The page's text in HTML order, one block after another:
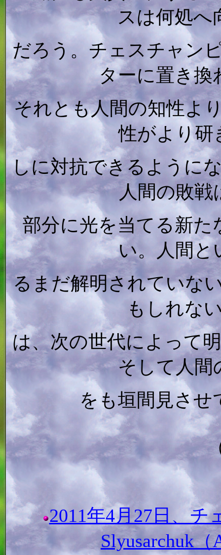
スは何処へ
だろう。チェスチャン
ターに置き換
それとも人間の知性よ
性がより研
しに対抗できるように
人間の敗
部分に光を当てる新
い。人間と
るまだ解明されていな
もしれな
は、次の世代によって
そして人間
をも垣間見さ
2011年4月27日、
Slyusarchuk